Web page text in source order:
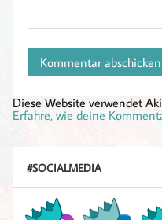
Diese Website verwendet
Erfahre, wie deine
#SOCIALMEDIA